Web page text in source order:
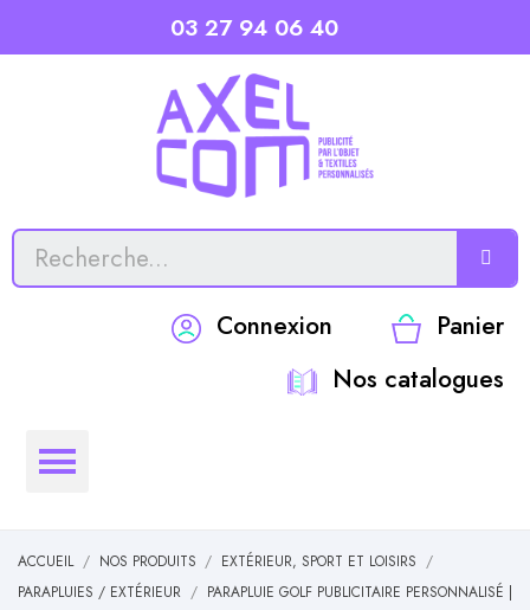
03 27 94 06 40
Connexion
Panier
Nos catalogues
ACCUEIL NOS PRODUITS
EXTÉRIEUR, SPORT ET LOISIRS
PARAPLUIES / EXTÉRIEUR
PARAPLUIE GOLF PUBLICITAIRE PERSONNALISÉ |